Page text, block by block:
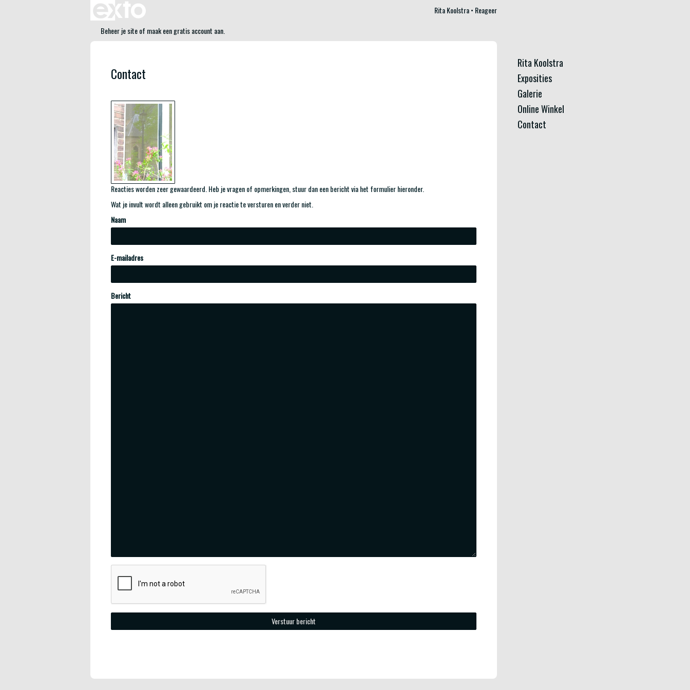
Rita Koolstra Reageer
Beheer je siteof maak een gratis account aan
Contact
Reacties worden zeer gewaardeerd. Heb je vragen of opmerkingen, stuur dan een bericht via het formulier hieronder.
Wat je invult wordt alleen gebruikt om je reactie te versturen en verder niet.
Naam
E-mailadres
Bericht
Rita Koolstra
Exposities
Galerie
Online Winkel
Contact